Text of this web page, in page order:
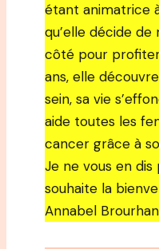
étant animatrice
qu’elle décide
côté pour
ans, elle
sein, sa vie
aide toutes les
cancer grâce à
Je ne vous en dis
souhaite la
Annabel